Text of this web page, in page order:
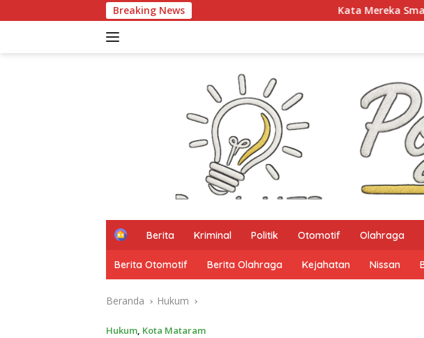
ke
Breaking News Kata Mereka Smart City, Kenyataannya
H
m
e
Berita Kriminal Politik Otomotif Olahraga
Berita Otomotif Berita Olahraga Kejahatan Nissan
Beranda Hukum
Hukum, Kota Mataram